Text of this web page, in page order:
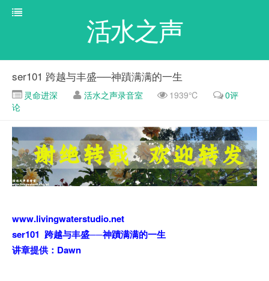
活水之声
ser101 跨越与丰盛──神蹟满满的一生
灵命进深 活水之声录音室 1939℃
0评
论
www.livingwaterstudio.net
ser101 跨越与丰盛──神蹟满满的一生
讲章提供：Dawn